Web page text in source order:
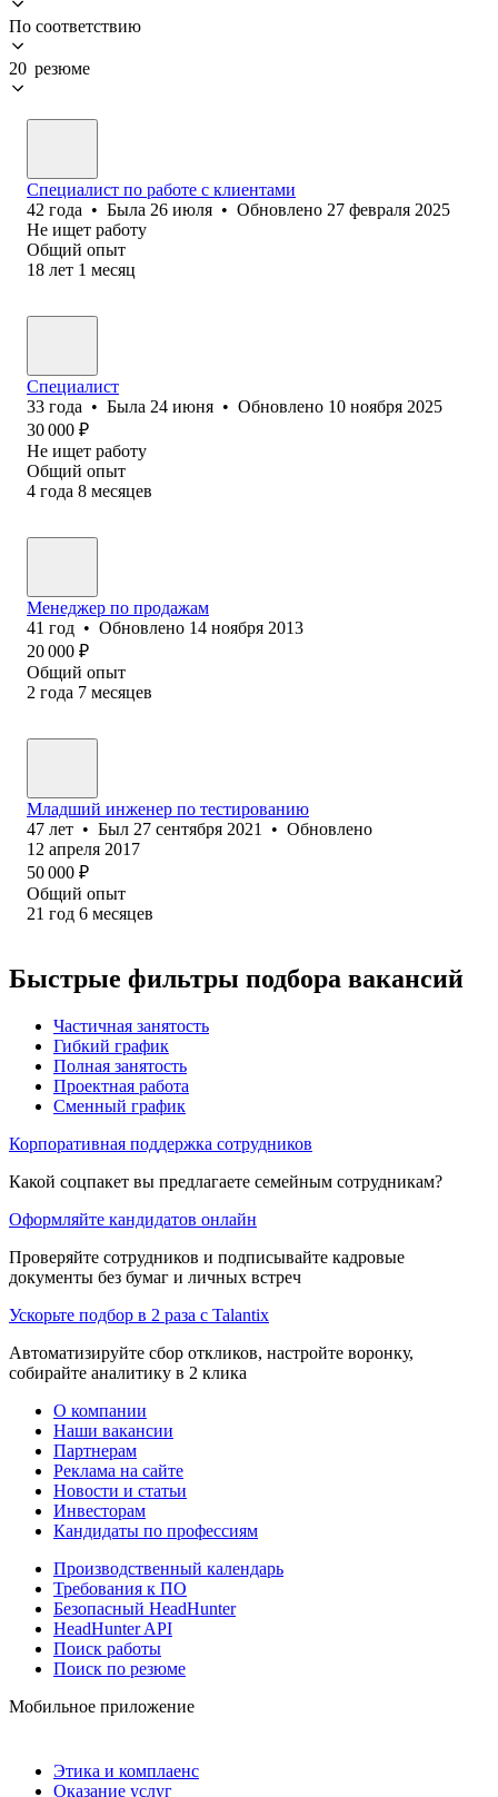
По соответствию
20 резюме
Специалист по работе с клиентами
42 года • Была 26 июля • Обновлено 27 февраля 2025
Не ищет работу
Общий опыт
18 лет 1 месяц
Специалист
33 года • Была 24 июня • Обновлено 10 ноября 2025
30 000 ₽
Не ищет работу
Общий опыт
4 года 8 месяцев
Менеджер по продажам
41 год • Обновлено 14 ноября 2013
20 000 ₽
Общий опыт
2 года 7 месяцев
Младший инженер по тестированию
47 лет • Был 27 сентября 2021 • Обновлено
12 апреля 2017
50 000 ₽
Общий опыт
21 год 6 месяцев
Быстрые фильтры подбора вакансий
Частичная занятость
Гибкий график
Полная занятость
Проектная работа
Сменный график
Корпоративная поддержка сотрудников
Какой соцпакет вы предлагаете семейным сотрудникам?
Оформляйте кандидатов онлайн
Проверяйте сотрудников и подписывайте кадровые
документы без бумаг и личных встреч
Ускорьте подбор в 2 раза с Talantix
Автоматизируйте сбор откликов, настройте воронку,
собирайте аналитику в 2 клика
О компании
Наши вакансии
Партнерам
Реклама на сайте
Новости и статьи
Инвесторам
Кандидаты по профессиям
Производственный календарь
Требования к ПО
Безопасный HeadHunter
HeadHunter API
Поиск работы
Поиск по резюме
Мобильное приложение
Этика и комплаенс
Оказание услуг